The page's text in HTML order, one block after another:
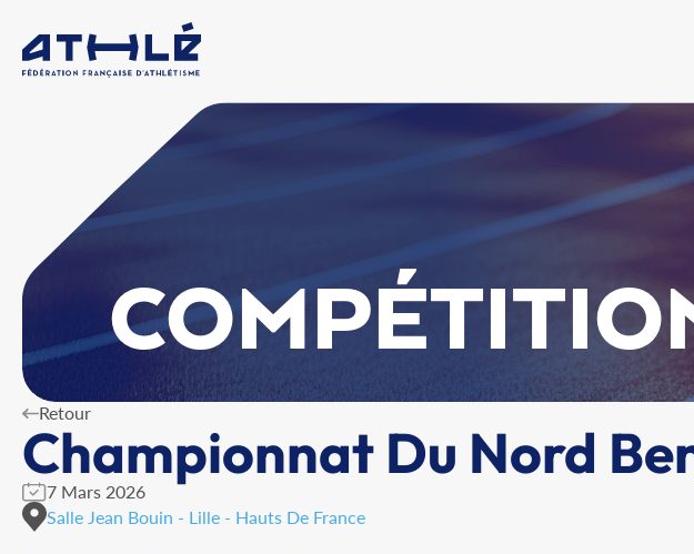
Retour
Championnat Du Nord
7 Mars 2026
Salle Jean Bouin - Lille - Hauts De France